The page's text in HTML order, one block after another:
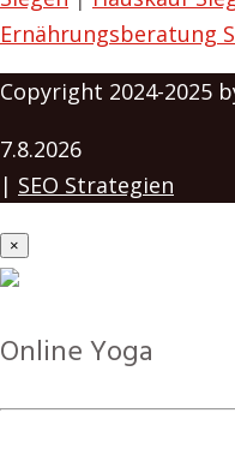
Ernährungsberatung
Copyright 2024-2025
7.8.2026
| SEO Strategien
×
Online Yoga